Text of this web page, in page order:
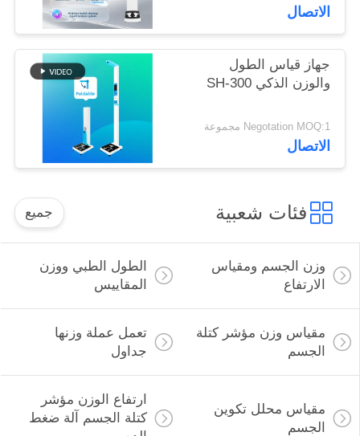
الاتصال
جهاز قياس الطول
والوزن الذكي SH-300
Negotation MOQ:1 مجموعة
الاتصال
فئات شعبية جميع
وزن الجسم ومقياس
الارتفاع
الطول الطبي ووزن
المقاييس
مقياس وزن مؤشر كتلة
الجسم
تعمل عملة وزنها
جداول
مقياس محلل تكوين
الجسم
ارتفاع الوزن مؤشر
كتلة الجسم آلة ضغط